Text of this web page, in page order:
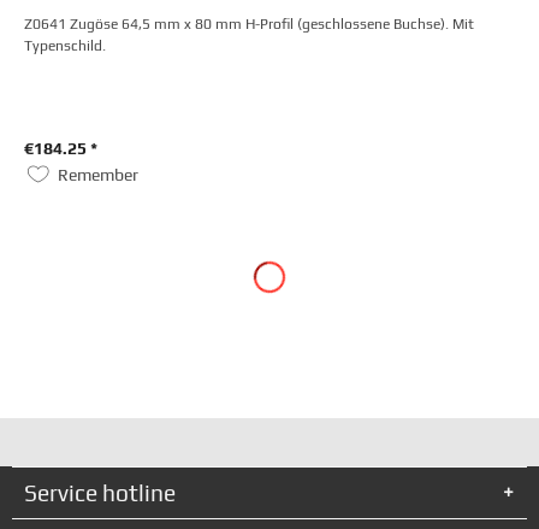
Z0641 Zugöse 64,5 mm x 80 mm H-Profil (geschlossene Buchse). Mit
Typenschild.
€184.25 *
Remember
Service hotline